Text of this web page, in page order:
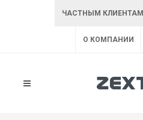
ЧАСТНЫМ КЛИЕНТАМ
О КОМПАНИИ